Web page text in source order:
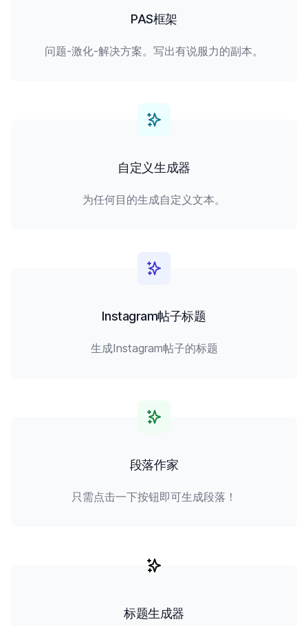
PAS框架
问题-激化-解决方案。写出有说服力的副本。
自定义生成器
为任何目的生成自定义文本。
Instagram帖子标题
生成Instagram帖子的标题
段落作家
只需点击一下按钮即可生成段落！
标题生成器